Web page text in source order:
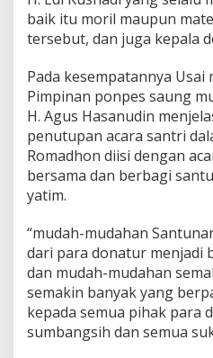
baik itu moril maupun
tersebut, dan juga kepala
Pada kesempatannya
Pimpinan ponpes saung
H. Agus Hasanudin
penutupan acara santri
Romadhon diisi dengan
bersama dan berbagi
yatim.
“mudah-mudahan
dari para donatur menjadi
dan mudah-mudahan
semakin banyak yang
kepada semua pihak para
sumbangsih dan semua